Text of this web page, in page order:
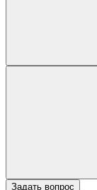
Задать вопрос